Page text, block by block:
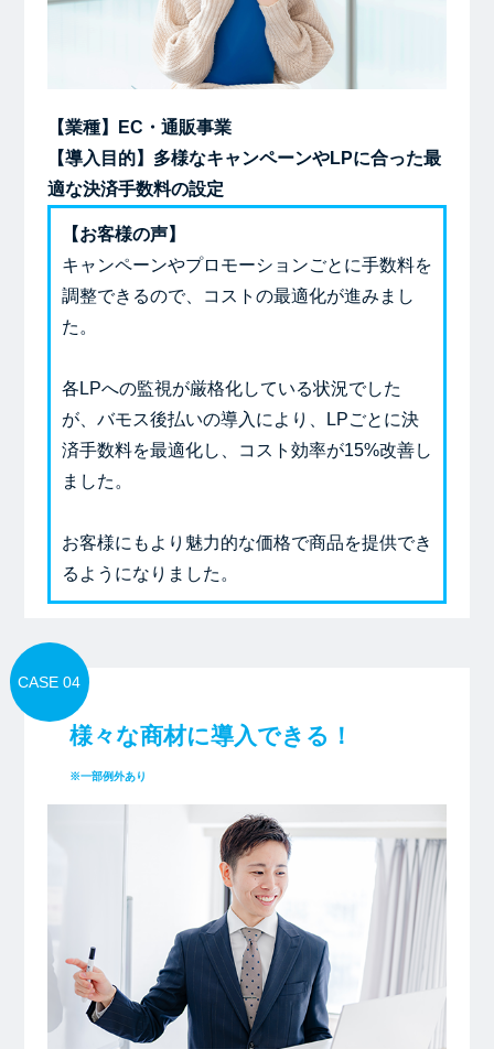
【業種】EC・通販事業
【導入目的】多様なキャンペーンやLPに合った最
適な決済手数料の設定
【お客様の声】
キャンペーンやプロモーションごとに手数料を
調整できるので、コストの最適化が進みまし
た。
各LPへの監視が厳格化している状況でした
が、バモス後払いの導入により、LPごとに決
済手数料を最適化し、コスト効率が15%改善し
ました。
お客様にもより魅力的な価格で商品を提供でき
るようになりました。
CASE 04
様々な商材に導入できる！
※一部例外あり